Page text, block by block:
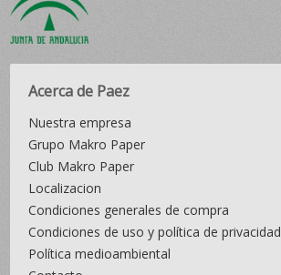
Acerca de Paez
Nuestra empresa
Grupo Makro Paper
Club Makro Paper
Localizacion
Condiciones generales de compra
Condiciones de uso y política de privacidad
Política medioambiental